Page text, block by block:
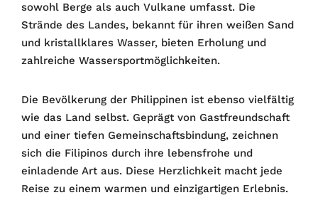
sowohl Berge als auch Vulkane umfasst. Die
Strände des Landes, bekannt für ihren weißen Sand
und kristallklares Wasser, bieten Erholung und
zahlreiche Wassersportmöglichkeiten.
Die Bevölkerung der Philippinen ist ebenso vielfältig
wie das Land selbst. Geprägt von Gastfreundschaft
und einer tiefen Gemeinschaftsbindung, zeichnen
sich die Filipinos durch ihre lebensfrohe und
einladende Art aus. Diese Herzlichkeit macht jede
Reise zu einem warmen und einzigartigen Erlebnis.